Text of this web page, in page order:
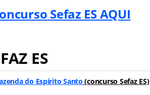
Sefaz ES AQUI
ES
do Espírito Santo (concurso Sefaz ES)